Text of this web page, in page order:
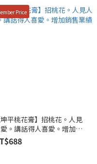
Price
坤平桃花膏】招桃花。人見
。講話得人喜愛。增加銷
績